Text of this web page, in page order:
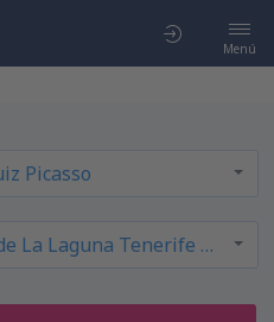
Menú